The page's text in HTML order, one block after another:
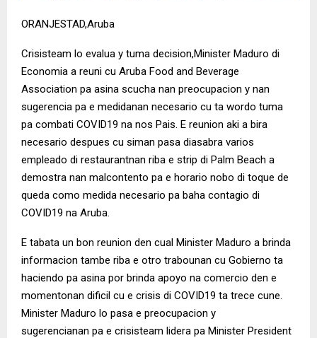
ORANJESTAD,Aruba
Crisisteam lo evalua y tuma decision,Minister Maduro di
Economia a reuni cu Aruba Food and Beverage
Association pa asina scucha nan preocupacion y nan
sugerencia pa e medidanan necesario cu ta wordo tuma
pa combati COVID19 na nos Pais. E reunion aki a bira
necesario despues cu siman pasa diasabra varios
empleado di restaurantnan riba e strip di Palm Beach a
demostra nan malcontento pa e horario nobo di toque de
queda como medida necesario pa baha contagio di
COVID19 na Aruba.
E tabata un bon reunion den cual Minister Maduro a brinda
informacion tambe riba e otro trabounan cu Gobierno ta
haciendo pa asina por brinda apoyo na comercio den e
momentonan dificil cu e crisis di COVID19 ta trece cune.
Minister Maduro lo pasa e preocupacion y
sugerencianan pa e crisisteam lidera pa Minister President